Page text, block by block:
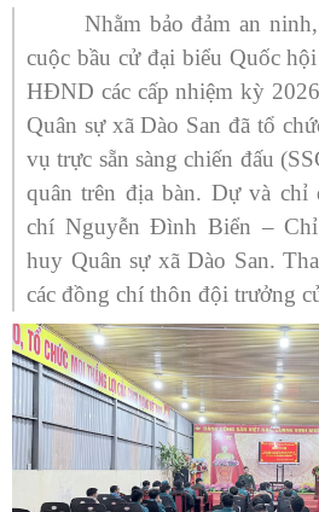
Nhằm bảo đảm an
cuộc bầu cử đại biểu Quốc
HĐND các cấp nhiệm kỳ
Quân sự xã Dào San đã tổ
vụ trực sẵn sàng chiến đấu
quân trên địa bàn. Dự và
chí Nguyễn Đình Biển –
huy Quân sự xã Dào San.
các đồng chí thôn đội trưởng